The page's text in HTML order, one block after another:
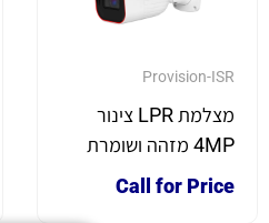
Provision-ISR
מצלמת LPR צינור
4MP מזהה ושומרת
מספרי רישוי
Call for Price